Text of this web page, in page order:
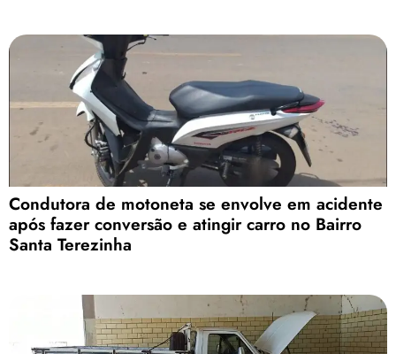
Condutora de motoneta se envolve em acidente
após fazer conversão e atingir carro no Bairro
Santa Terezinha